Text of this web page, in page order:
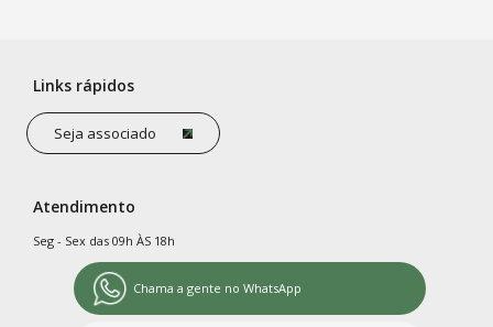
Links rápidos
Seja associado
Atendimento
Seg - Sex das 09h ÀS 18h
Chama a gente no WhatsApp